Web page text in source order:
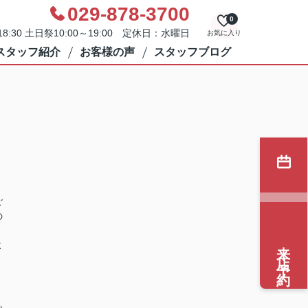
029-878-3700
土日祭10:00～19:00 定休日：水曜日 お気に入り
0
タッフ紹介 お客様の声 スタッフブログ
来店予約